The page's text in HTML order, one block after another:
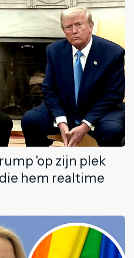
'op zijn plek
hem realtime